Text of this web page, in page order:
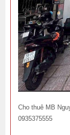
Cho thuê MB
0935375555